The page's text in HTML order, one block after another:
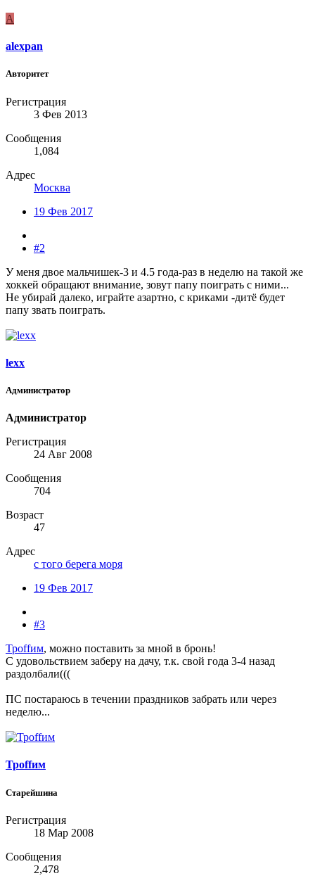
A
alexpan
Авторитет
Регистрация
3 Фев 2013
Сообщения
1,084
Адрес
Москва
19 Фев 2017
#2
У меня двое мальчишек-3 и 4.5 года-раз в неделю на такой же
хоккей обращают внимание, зовут папу поиграть с ними...
Не убирай далеко, играйте азартно, с криками -дитё будет
папу звать поиграть.
lexx
Администратор
Администратор
Регистрация
24 Авг 2008
Сообщения
704
Возраст
47
Адрес
с того берега моря
19 Фев 2017
#3
Троffим, можно поставить за мной в бронь!
С удовольствием заберу на дачу, т.к. свой года 3-4 назад
раздолбали(((
ПС постараюсь в течении праздников забрать или через
неделю...
Троffим
Старейшина
Регистрация
18 Мар 2008
Сообщения
2,478